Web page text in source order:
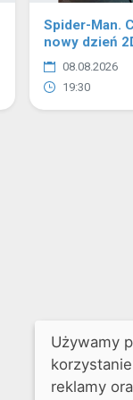
Spider-Man.
nowy dzień
08.08.2026
19:30
Używamy
reklamy